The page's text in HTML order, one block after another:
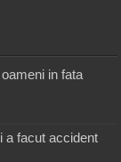
in fata
a facut accident